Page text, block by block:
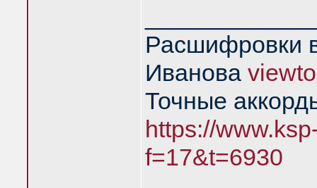
Расшифровки
Иванова
Точные
https://
f=17&t=6930